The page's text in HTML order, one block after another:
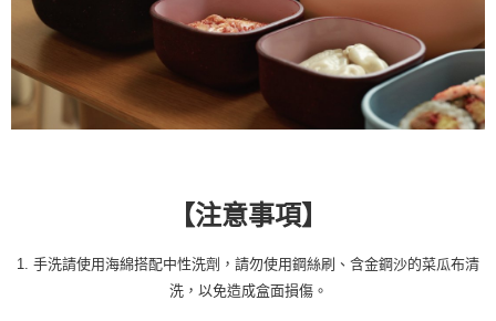
【注意事項】
1. 手洗請使用海綿搭配中性洗劑，請勿使用鋼絲刷、含金鋼沙的菜瓜布清
洗，以免造成盒面損傷。